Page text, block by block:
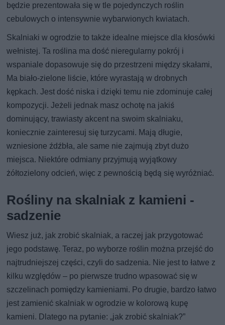
będzie prezentowała się w tle pojedynczych roślin
cebulowych o intensywnie wybarwionych kwiatach.
Skalniaki w ogrodzie to także idealne miejsce dla kłosówki
wełnistej. Ta roślina ma dość nieregularny pokrój i
wspaniale dopasowuje się do przestrzeni między skałami,
Ma biało-zielone liście, które wyrastają w drobnych
kępkach. Jest dość niska i dzięki temu nie zdominuje całej
kompozycji. Jeżeli jednak masz ochotę na jakiś
dominujący, trawiasty akcent na swoim skalniaku,
koniecznie zainteresuj się turzycami. Mają długie,
wzniesione źdźbła, ale same nie zajmują zbyt dużo
miejsca. Niektóre odmiany przyjmują wyjątkowy
żółtozielony odcień, więc z pewnością będą się wyróżniać.
Rośliny na skalniak z kamieni -
sadzenie
Wiesz już, jak zrobić skalniak, a raczej jak przygotować
jego podstawę. Teraz, po wyborze roślin można przejść do
najtrudniejszej części, czyli do sadzenia. Nie jest to łatwe z
kilku względów – po pierwsze trudno wpasować się w
szczelinach pomiędzy kamieniami. Po drugie, bardzo łatwo
jest zamienić skalniak w ogrodzie w kolorową kupę
kamieni. Dlatego na pytanie: „jak zrobić skalniak?”